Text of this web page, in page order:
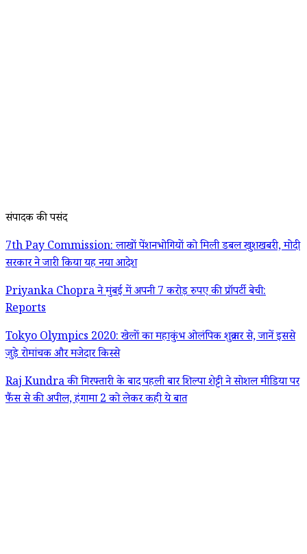
संपादक की पसंद
7th Pay Commission: लाखों पेंशनभोगियों को मिली डबल खुशखबरी, मोदी
सरकार ने जारी किया यह नया आदेश
Priyanka Chopra ने मुंबई में अपनी 7 करोड़ रुपए की प्रॉपर्टी बेची:
Reports
Tokyo Olympics 2020: खेलों का महाकुंभ ओलंपिक शुक्रवार से, जानें इससे
जुड़े रोमांचक और मजेदार किस्से
Raj Kundra की गिरफ्तारी के बाद पहली बार शिल्पा शेट्टी ने सोशल मीडिया पर
फैंस से की अपील, हंगामा 2 को लेकर कही ये बात